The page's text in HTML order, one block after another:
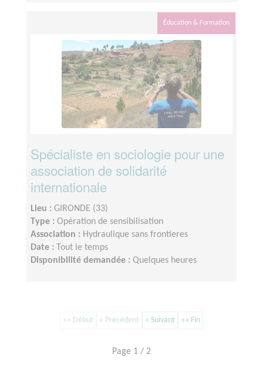
Éducation & Formation
Spécialiste en sociologie pour une
association de solidarité
internationale
Lieu : GIRONDE (33)
Type : Opération de sensibilisation
Association : Hydraulique sans frontieres
Date :
Tout le temps
Disponibilité demandée : Quelques heures
«« Début « Précédent » Suivant »» Fin
Page 1 / 2